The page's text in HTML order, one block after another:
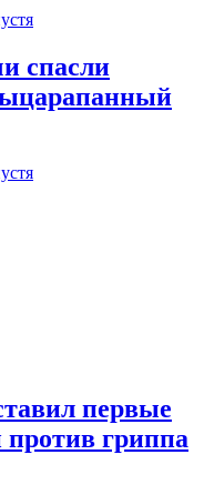
спасли
первые
против гриппа